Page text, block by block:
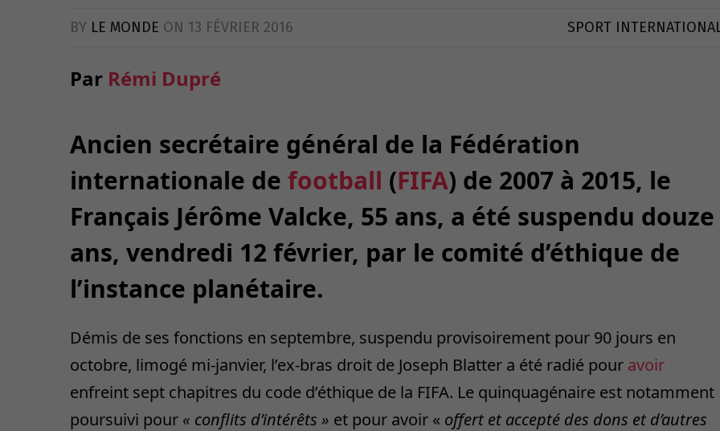
BY LE MONDE ON 13 FÉVRIER 2016 SPORT
Par Rémi Dupré
Ancien secrétaire général de la Fédération
internationale de football (FIFA) de 2007 à 2015, le
Français Jérôme Valcke, 55 ans, a été suspendu douze
ans, vendredi 12 février, par le comité d’éthique de
l’instance planétaire.
Démis de ses fonctions en septembre, suspendu provisoirement pour 90 jours en
octobre, limogé mi-janvier, l’ex-bras droit de Joseph Blatter a été radié pour avoir
enfreint sept chapitres du code d’éthique de la FIFA. Le quinquagénaire est notamment
poursuivi pour « conflits d’intérêts » et pour avoir « offert et accepté des dons et d’autres